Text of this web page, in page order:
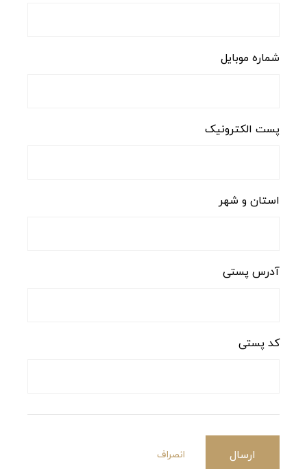
شماره موبایل
پست الکترونیک
استان و شهر
آدرس پستی
کد پستی
ارسال انصراف